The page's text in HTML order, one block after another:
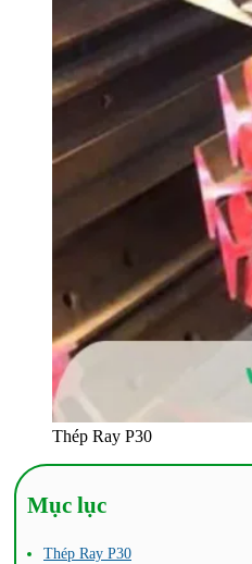
Thép Ray P30
Mục lục
Thép Ray P30